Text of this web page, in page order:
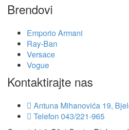
Brendovi
Emporio Armani
Ray-Ban
Versace
Vogue
Kontaktirajte nas
Antuna Mihanovića 19,
Telefon 043/221-965